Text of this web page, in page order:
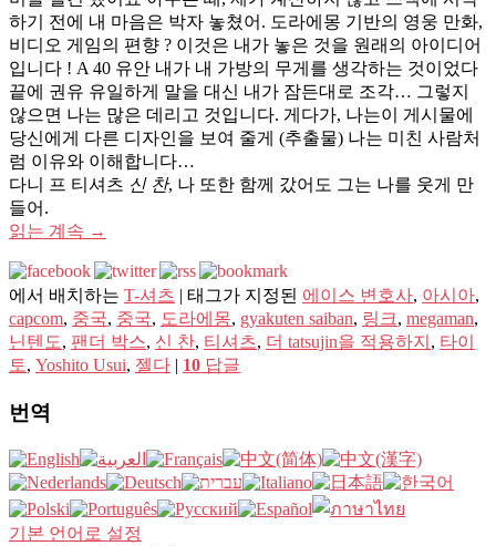
하기 전에 내 마음은 박자 놓쳤어. 도라에몽 기반의 영웅 만화,
비디오 게임의 편향 ? 이것은 내가 놓은 것을 원래의 아이디어
입니다 ! A 40 유안 내가 내 가방의 무게를 생각하는 것이었다
끝에 권유 유일하게 말을 대신 내가 잠든대로 조각… 그렇지
않으면 나는 많은 데리고​​ 것입니다. 게다가, 나는이 게시물에
당신에게 다른 디자인을 보여 줄게 (추출물) 나는 미친 사람처
럼 이유와 이해합니다…
다니 프 티셔츠 신 찬, 나 또한 함께 갔어도 그는 나를 웃게 만
들어.
읽는 계속 →
에서 배치하는 T-셔츠 | 태그가 지정된 에이스 변호사, 아시아,
capcom, 중국, 중국, 도라에몽, gyakuten saiban, 링크, megaman,
닌텐도, 팬더 박스, 신 찬, 티셔츠, 더 tatsujin을 적용하지 , 타이
토, Yoshito Usui, 젤다 | 10 답글
번역
기본 언어로 설정